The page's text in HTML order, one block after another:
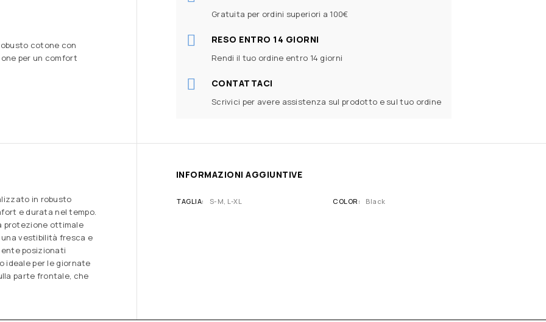
cotone con
per un comfort
Gratuita per ordini superiori a 100€
RESO ENTRO 14 GIORNI
Rendi il tuo ordine entro 14 giorni
CONTATTACI
Scrivici per avere assistenza sul prodotto e sul tuo ordine
in robusto
e durata nel tempo.
protezione ottimale
vestibilità fresca e
posizionati
ideale per le giornate
parte frontale, che
INFORMAZIONI AGGIUNTIVE
TAGLIA S-M, L-XL COLOR Black